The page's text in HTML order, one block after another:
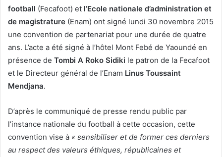
o
n
X
e
m
a
i
l
football (Fecafoot) et l’Ecole nationale d’administration et
de magistrature (Enam) ont signé lundi 30 novembre 2015
une convention de partenariat pour une durée de quatre
ans. L’acte a été signé à l’hôtel Mont Febé de Yaoundé en
présence de Tombi A Roko Sidiki le patron de la Fecafoot
et le Directeur général de l’Enam Linus Toussaint
Mendjana.
D’après le communiqué de presse rendu public par
l’instance nationale du football à cette occasion, cette
convention vise à « sensibiliser et de former ces derniers
au respect des valeurs éthiques, républicaines et